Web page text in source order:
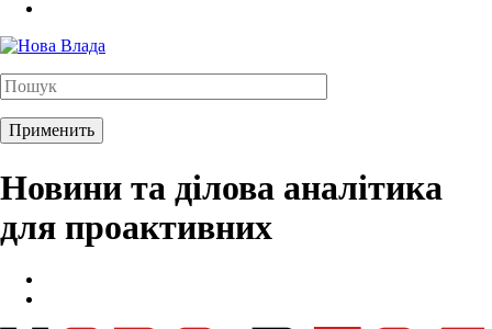
Новини та ділова аналітика
для проактивних